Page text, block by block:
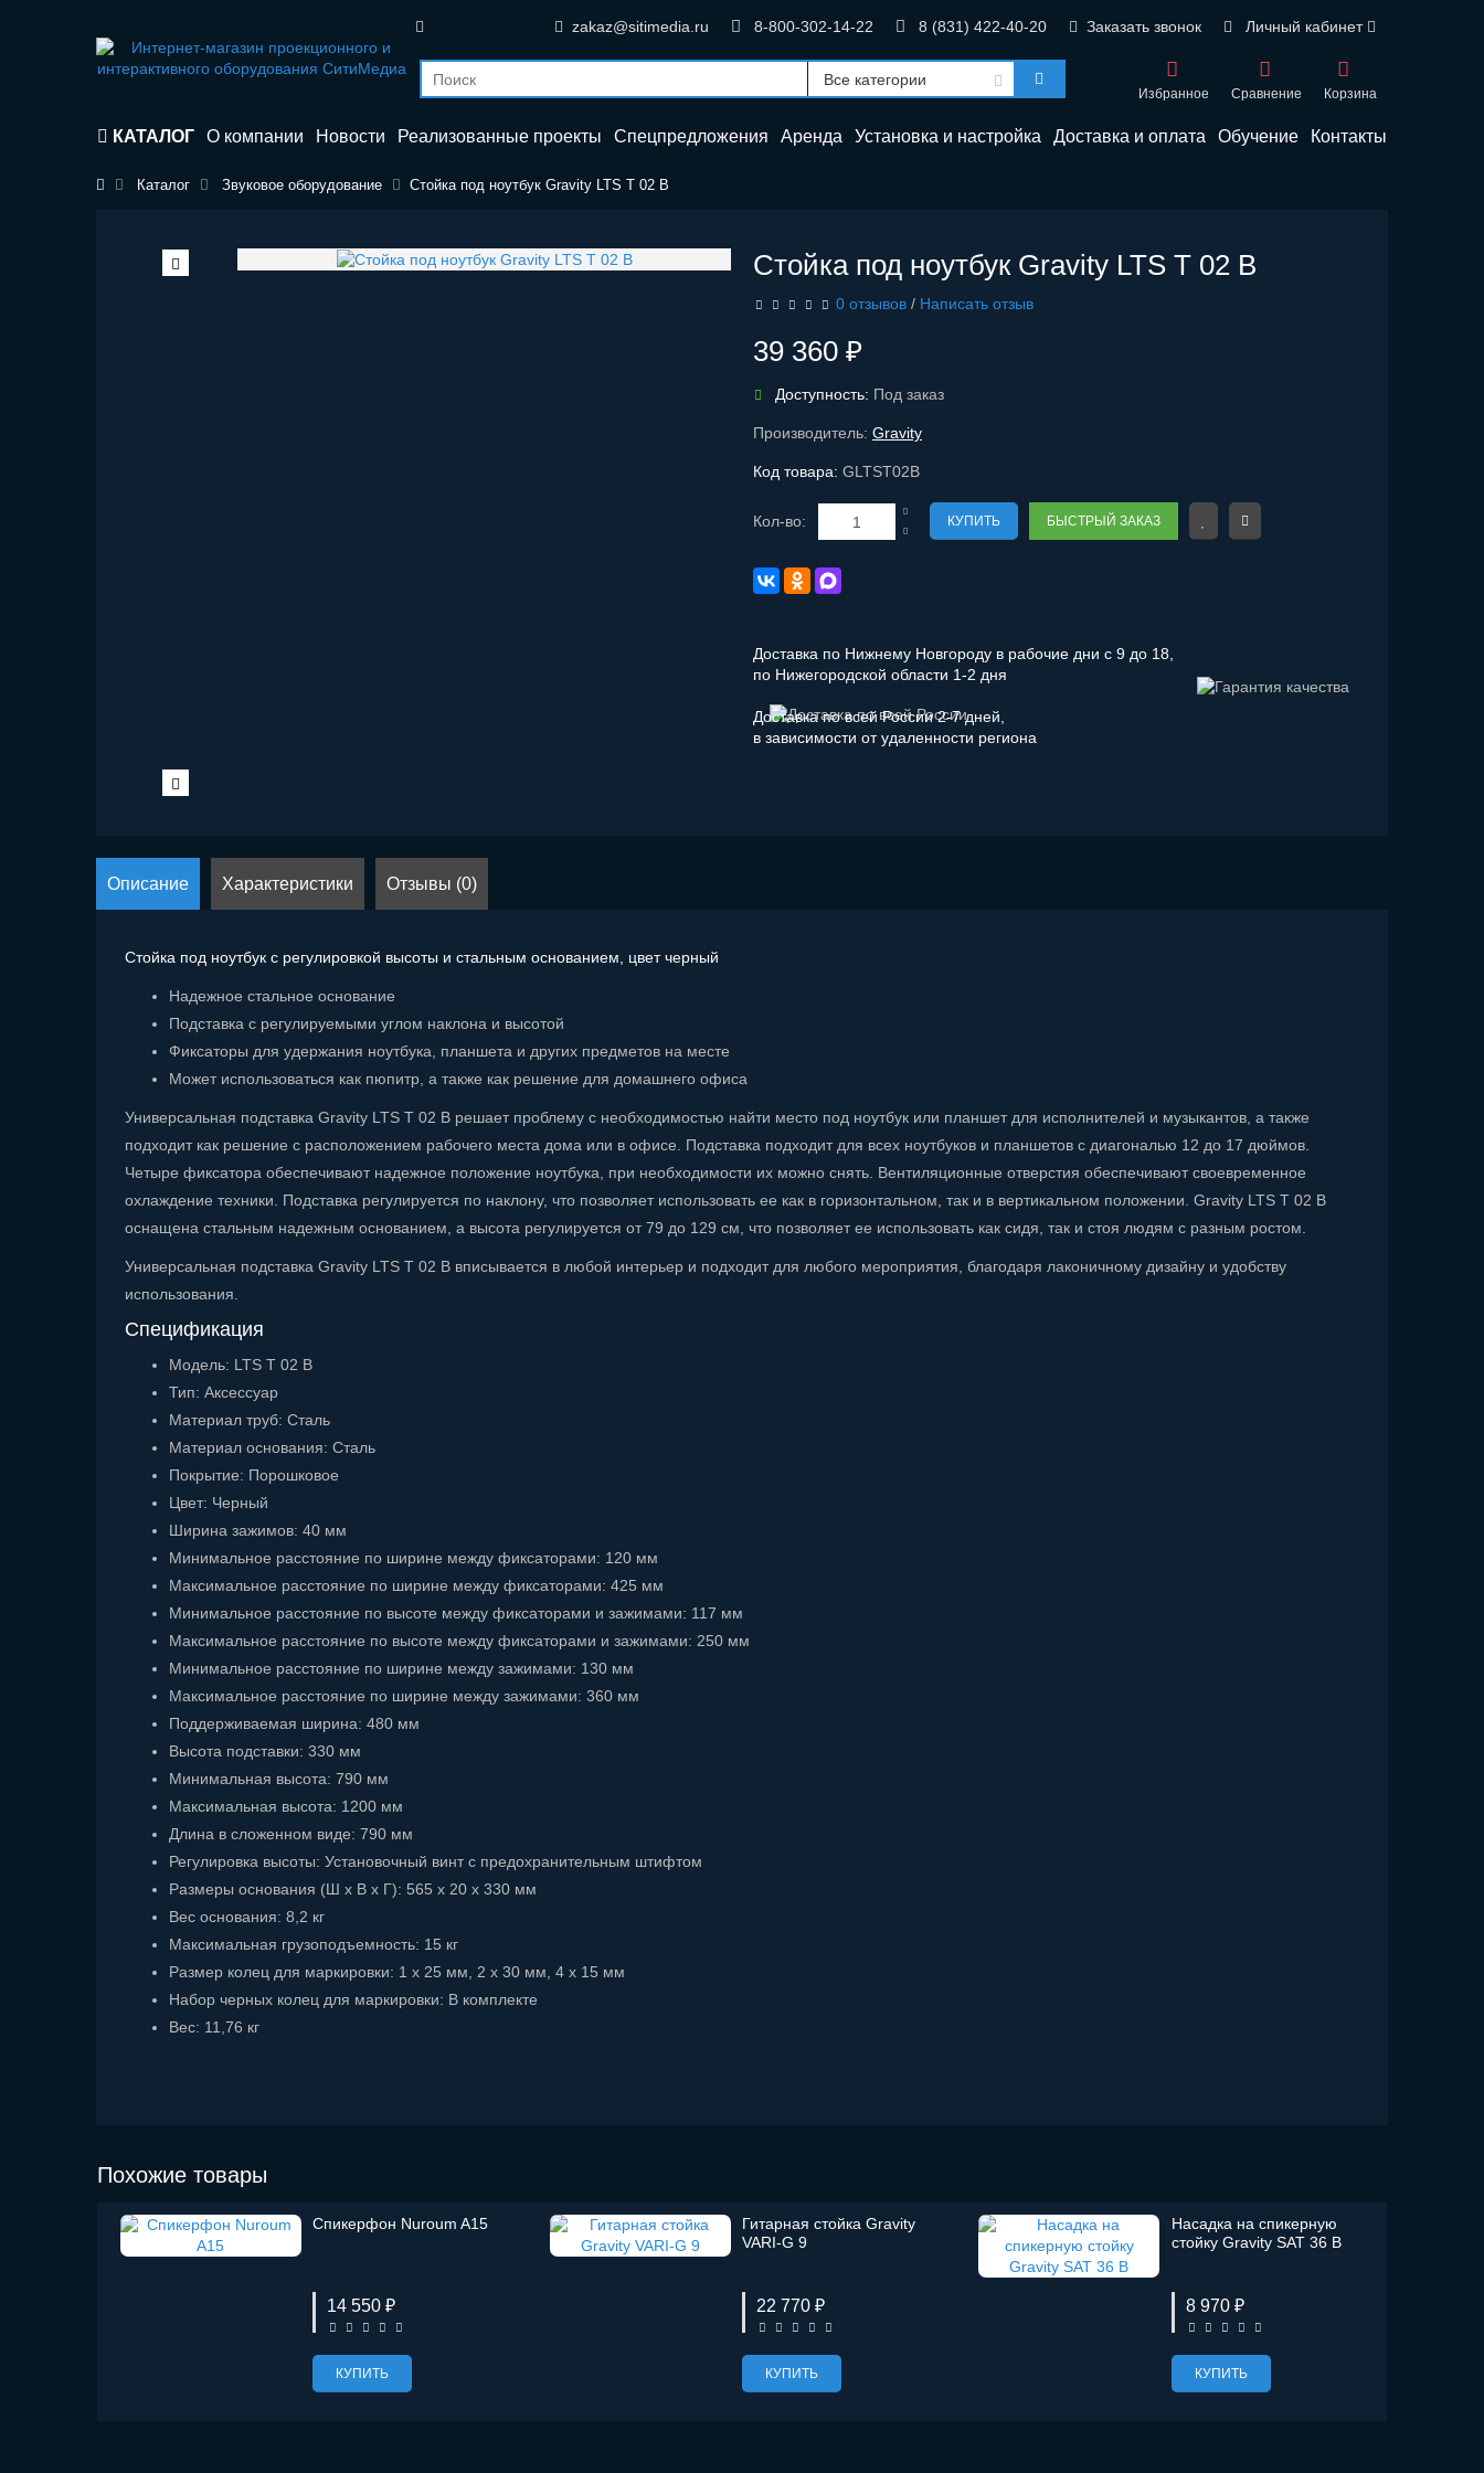
Личный кабинет
Заказать звонок
8 (831) 422-40-20
8-800-302-14-22
zakaz@sitimedia.ru
Корзина
Сравнение
Избранное
КАТАЛОГ О компании Новости Реализованные проекты Спецпредложения Аренда Установка и настройка Доставка и оплата Обучение Контакты
Каталог Звуковое оборудование Стойка под ноутбук Gravity LTS T 02 B
Стойка под ноутбук Gravity LTS T 02 B
0 отзывов/ Написать отзыв
39 360 ₽
Доступность: Под заказ
Производитель: Gravity
Код товара: GLTST02B
Кол-во: КУПИТЬ БЫСТРЫЙ ЗАКАЗ
Доставка по Нижнему Новгороду в рабочие дни с 9 до 18,
по Нижегородской области 1-2 дня
Доставка по всей России 2-7 дней,
в зависимости от удаленности региона
Описание Характеристики Отзывы (0)
Стойка под ноутбук с регулировкой высоты и стальным основанием, цвет черный
Надежное стальное основание
Подставка с регулируемыми углом наклона и высотой
Фиксаторы для удержания ноутбука, планшета и других предметов на месте
Может использоваться как пюпитр, а также как решение для домашнего офиса
Универсальная подставка Gravity LTS T 02 B решает проблему с необходимостью найти место под ноутбук или планшет для исполнителей и музыкантов, а также
подходит как решение с расположением рабочего места дома или в офисе. Подставка подходит для всех ноутбуков и планшетов с диагональю 12 до 17 дюймов.
Четыре фиксатора обеспечивают надежное положение ноутбука, при необходимости их можно снять. Вентиляционные отверстия обеспечивают своевременное
охлаждение техники. Подставка регулируется по наклону, что позволяет использовать ее как в горизонтальном, так и в вертикальном положении. Gravity LTS T 02 B
оснащена стальным надежным основанием, а высота регулируется от 79 до 129 см, что позволяет ее использовать как сидя, так и стоя людям с разным ростом.
Универсальная подставка Gravity LTS T 02 B вписывается в любой интерьер и подходит для любого мероприятия, благодаря лаконичному дизайну и удобству
использования.
Спецификация
Модель: LTS T 02 B
Тип: Аксессуар
Материал труб: Сталь
Материал основания: Сталь
Покрытие: Порошковое
Цвет: Черный
Ширина зажимов: 40 мм
Минимальное расстояние по ширине между фиксаторами: 120 мм
Максимальное расстояние по ширине между фиксаторами: 425 мм
Минимальное расстояние по высоте между фиксаторами и зажимами: 117 мм
Максимальное расстояние по высоте между фиксаторами и зажимами: 250 мм
Минимальное расстояние по ширине между зажимами: 130 мм
Максимальное расстояние по ширине между зажимами: 360 мм
Поддерживаемая ширина: 480 мм
Высота подставки: 330 мм
Минимальная высота: 790 мм
Максимальная высота: 1200 мм
Длина в сложенном виде: 790 мм
Регулировка высоты: Установочный винт с предохранительным штифтом
Размеры основания (Ш x В x Г): 565 x 20 x 330 мм
Вес основания: 8,2 кг
Максимальная грузоподъемность: 15 кг
Размер колец для маркировки: 1 x 25 мм, 2 x 30 мм, 4 x 15 мм
Набор черных колец для маркировки: В комплекте
Вес: 11,76 кг
Похожие товары
Спикерфон Nuroum A15
14 550 ₽
КУПИТЬ
Гитарная стойка Gravity
VARI-G 9
22 770 ₽
КУПИТЬ
Насадка на спикерную
стойку Gravity SAT 36 B
8 970 ₽
КУПИТЬ